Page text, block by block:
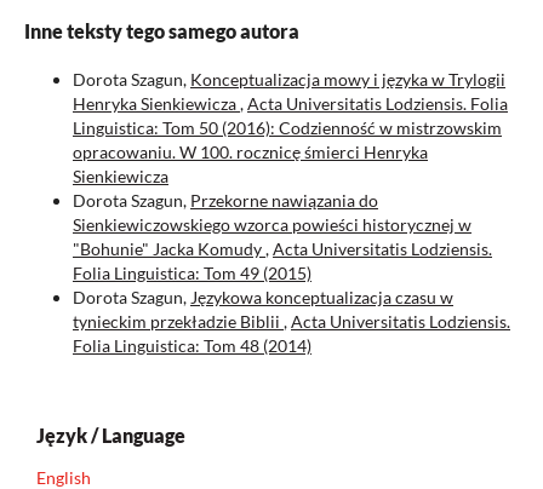
Inne teksty tego samego autora
Dorota Szagun, Konceptualizacja mowy i języka w Trylogii
Henryka Sienkiewicza,Acta Universitatis Lodziensis. Folia
Linguistica: Tom 50 (2016): Codzienność w mistrzowskim
opracowaniu. W 100. rocznicę śmierci Henryka
Sienkiewicza
Dorota Szagun, Przekorne nawiązania do
Sienkiewiczowskiego wzorca powieści historycznej w
"Bohunie" Jacka Komudy,Acta Universitatis Lodziensis.
Folia Linguistica: Tom 49 (2015)
Dorota Szagun, Językowa konceptualizacja czasu w
tynieckim przekładzie Biblii ,Acta Universitatis Lodziensis.
Folia Linguistica: Tom 48 (2014)
Język / Language
English